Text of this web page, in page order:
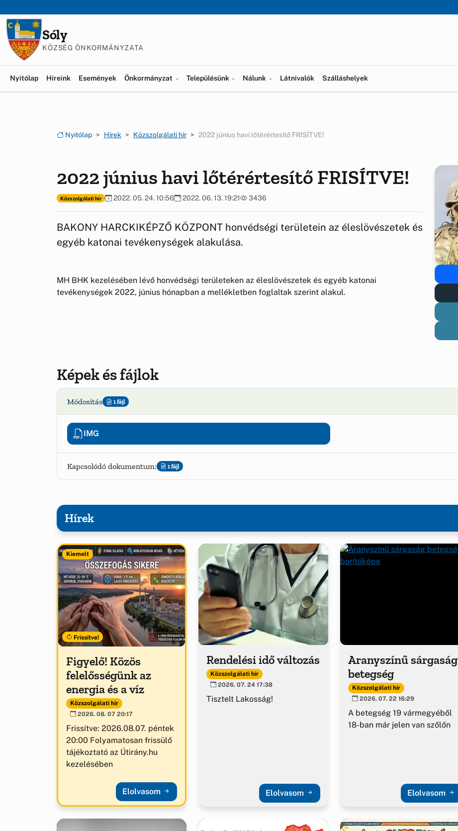
Sóly
KÖZSÉG ÖNKORMÁNYZATA
Nyitólap Híreink Események Önkormányzat Településünk Nálunk Látnivalók Szálláshelyek
Nyitólap Hírek Közszolgálati hír 2022 június havi lőtérértesítő FRISÍTVE!
2022 június havi lőtérértesítő FRISÍTVE!
Közszolgálati hír 2022. 05. 24. 10:56 2022. 06. 13. 19:21 3436
BAKONY HARCKIKÉPZŐ KÖZPONT honvédségi területein az éleslövészetek és
egyéb katonai tevékenységek alakulása.
MH BHK kezelésében lévő honvédségi területeken az éleslövészetek és egyéb katonai
tevékenységek 2022, június hónapban a mellékletben foglaltak szerint alakul.
Képek és fájlok
Módosítás 1 fájl
IMG
Kapcsolódó dokumentum: 1 fájl
Hírek
Kiemelt
Frissítve!
Figyelő! Közös
felelősségünk az
energia és a víz
Közszolgálati hír
2026. 08. 07 20:17
Frissítve: 2026.08.07. péntek
20:00 Folyamatosan frissülő
tájékoztató az Útirány.hu
kezelésében
Elolvasom
Rendelési idő változás
Közszolgálati hír
2026. 07. 24 17:38
Tisztelt Lakosság!
Elolvasom
Aranyszínű sárgaság
betegség
Közszolgálati hír
2026. 07. 22 16:29
A betegség 19 vármegyéből
18-ban már jelen van szőlőn
Elolvasom